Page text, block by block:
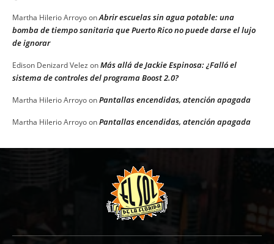
Martha Hilerio ArroyoonAbrir escuelas sin agua potable: una
bomba de tiempo sanitaria que Puerto Rico no puede darse el lujo
de ignorar
Edison Denizard Velez onMás allá de Jackie Espinosa: ¿Falló el
sistema de controles del programa Boost 2.0?
Martha Hilerio ArroyoonPantallas encendidas, atención apagada
Martha Hilerio ArroyoonPantallas encendidas, atención apagada